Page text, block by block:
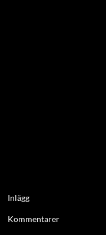
Inlägg
Kommentarer